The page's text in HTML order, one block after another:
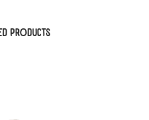
PRODUCTS